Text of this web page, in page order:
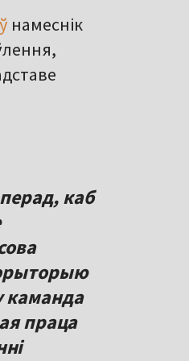
намеснік
каб
каманда
праца